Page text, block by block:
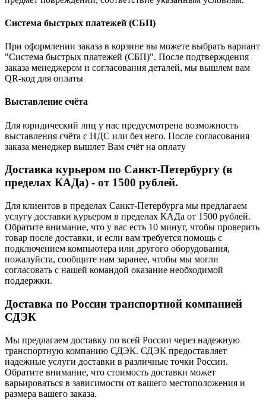
Система быстрых платежей (СБП)
При оформлении заказа в корзине вы можете выбрать вариант
"Система быстрых платежей (СБП)". После подтверждения
заказа менеджером и согласования деталей, мы вышлем вам
QR-код для оплаты
Выставление счёта
Для юридический лиц у нас предусмотрена возможность
выставления счёта с НДС или без него. После согласования
заказа менеджер вышлет Вам счёт на оплату
Доставка курьером по Санкт-Петербургу (в
пределах КАДа) - от 1500 рублей.
Для клиентов в пределах Санкт-Петербурга мы предлагаем
услугу доставки курьером в пределах КАДа от 1500 рублей.
Обратите внимание, что у вас есть 10 минут, чтобы проверить
товар после доставки, и если вам требуется помощь с
подключением компьютера или другого оборудования,
пожалуйста, сообщите нам заранее, чтобы мы могли
согласовать с нашей командой оказание необходимой
поддержки.
Доставка по России транспортной компанией
СДЭК
Мы предлагаем доставку по всей России через надежную
транспортную компанию СДЭК. СДЭК предоставляет
надежные услуги доставки в различные точки России.
Обратите внимание, что стоимость доставки может
варьироваться в зависимости от вашего местоположения и
размера вашего заказа.